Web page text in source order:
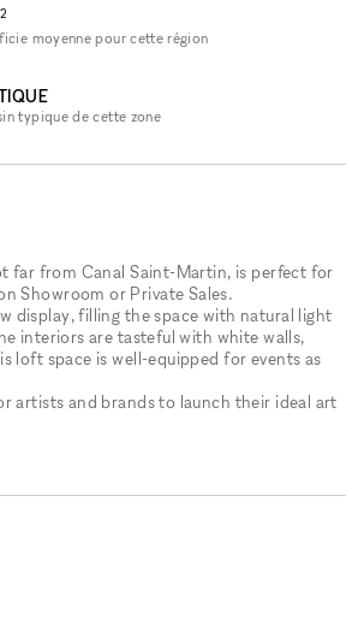
2
moyenne pour cette région
typique de cette zone
far from Canal Saint-Martin, is perfect for
Showroom or Private Sales.
display, filling the space with natural light
interiors are tasteful with white walls,
loft space is well-equipped for events as
artists and brands to launch their ideal art